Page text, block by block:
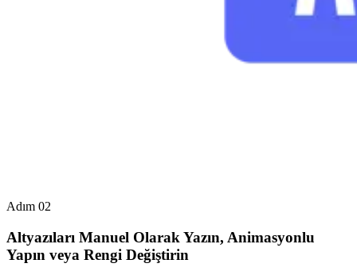
Adım 02
Altyazıları Manuel Olarak Yazın, Animasyonlu
Yapın veya Rengi Değiştirin